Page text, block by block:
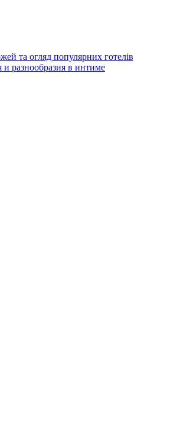
та огляд популярних готелів
и разнообразия в интиме